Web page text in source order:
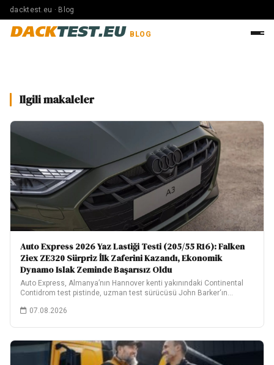
dacktest.eu · Blog
DACKTEST.EU BLOG
Ilgili makaleler
Auto Express 2026 Yaz Lastiği Testi (205/55 R16): Falken
Ziex ZE320 Sürpriz İlk Zaferini Kazandı, Ekonomik
Dynamo Islak Zeminde Başarısız Oldu
Auto Express, Almanya’nın Hannover kenti yakınındaki Continental
Contidrom test pistinde, uzman test sürücüsü John Barker‘ın…
07.08.2026